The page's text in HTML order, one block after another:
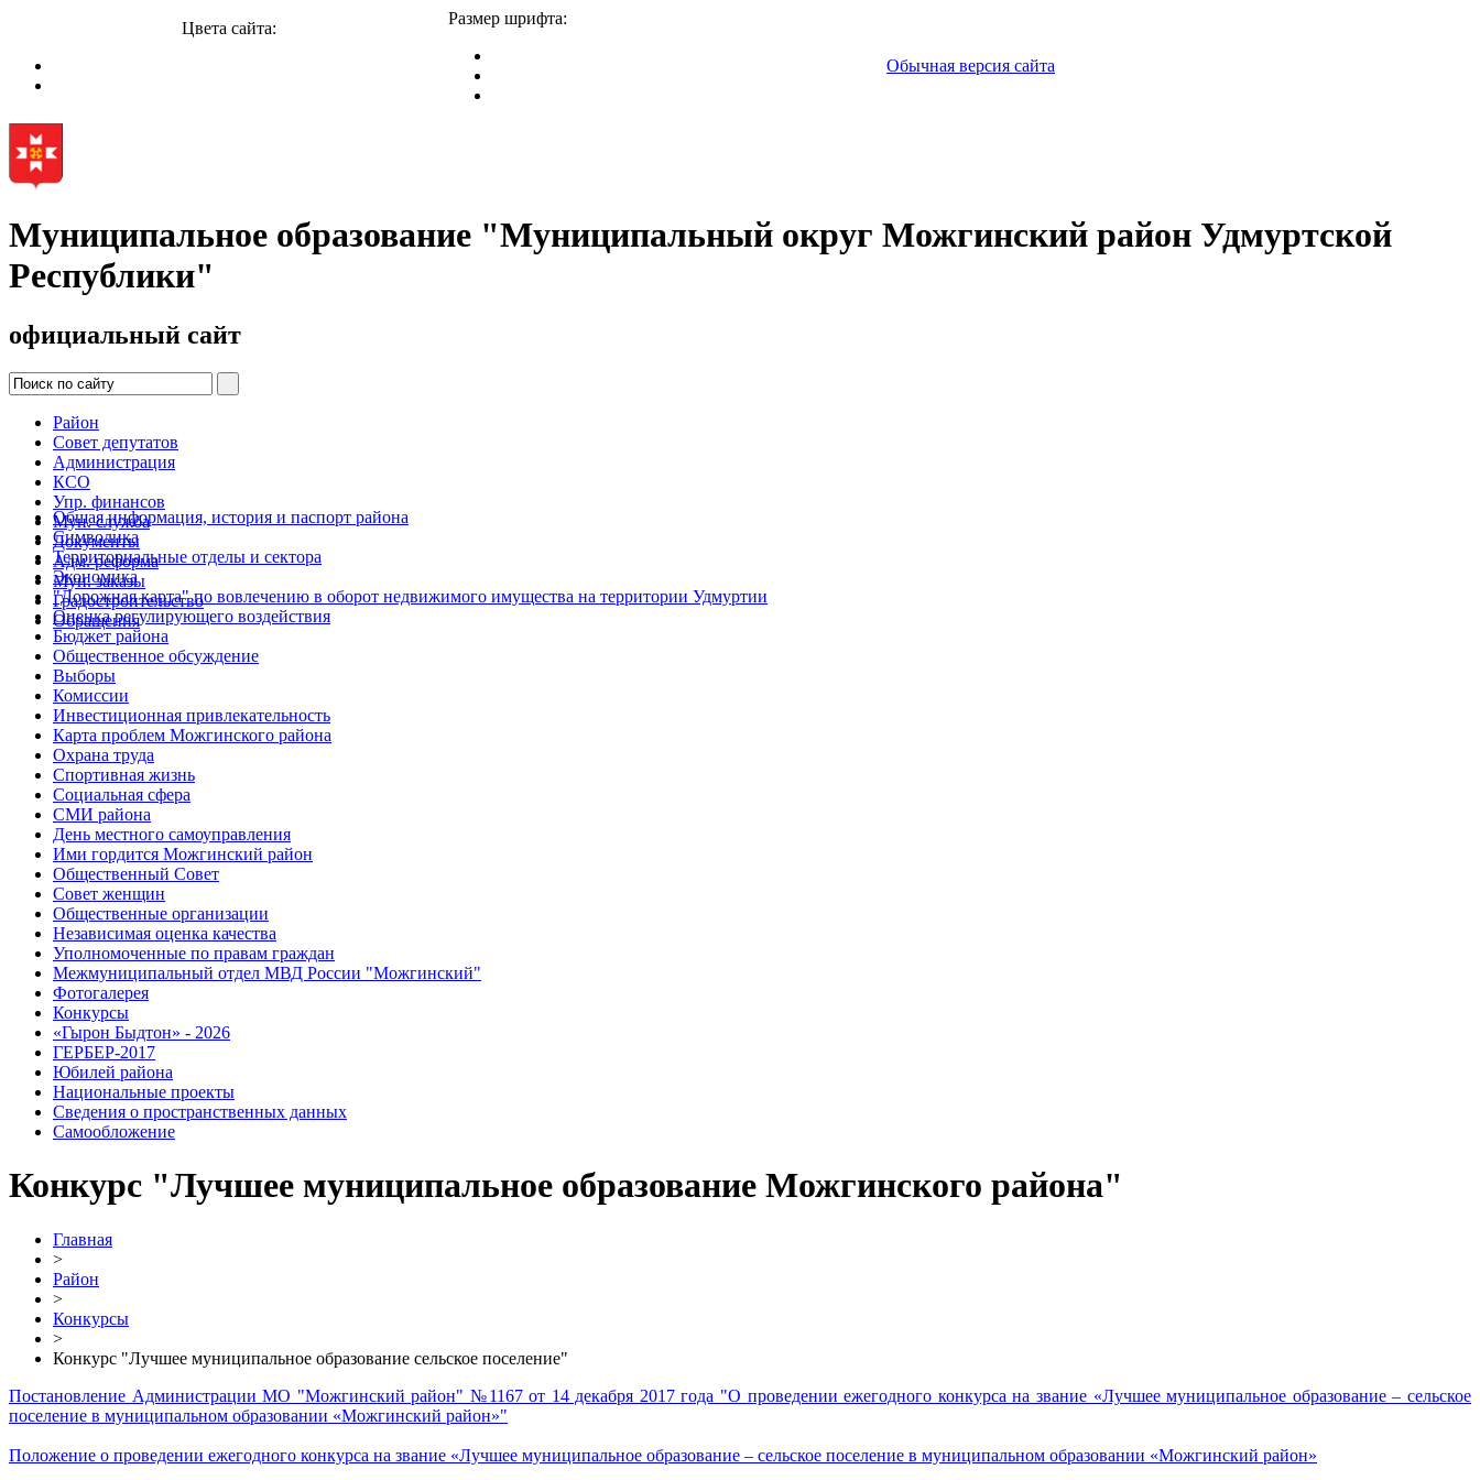
Цвета сайта:
Размер шрифта:
Обычная версия сайта
Муниципальное образование "Муниципальный округ Можгинский район Удмуртской
Республики"
официальный сайт
Район
Совет депутатов
Администрация
КСО
Упр. финансов
Мун. служба
Документы
Адм. реформа
Мун. заказы
Градостроительство
Обращения
Общая информация, история и паспорт района
Символика
Территориальные отделы и сектора
Экономика
"Дорожная карта" по вовлечению в оборот недвижимого имущества на территории Удмуртии
Оценка регулирующего воздействия
Бюджет района
Общественное обсуждение
Выборы
Комиссии
Инвестиционная привлекательность
Карта проблем Можгинского района
Охрана труда
Спортивная жизнь
Социальная сфера
СМИ района
День местного самоуправления
Ими гордится Можгинский район
Общественный Совет
Совет женщин
Общественные организации
Независимая оценка качества
Уполномоченные по правам граждан
Межмуниципальный отдел МВД России "Можгинский"
Фотогалерея
Конкурсы
«Гырон Быдтон» - 2026
ГЕРБЕР-2017
Юбилей района
Национальные проекты
Сведения о пространственных данных
Самообложение
Конкурс "Лучшее муниципальное образование Можгинского района"
Главная
>
Район
>
Конкурсы
>
Конкурс "Лучшее муниципальное образование сельское поселение"
Постановление Администрации МО "Можгинский район" №1167 от 14 декабря 2017 года "О проведении ежегодного конкурса на звание «Лучшее муниципальное образование – сельское
поселение в муниципальном образовании «Можгинский район»"
Положение о проведении ежегодного конкурса на звание «Лучшее муниципальное образование – сельское поселение в муниципальном образовании «Можгинский район»